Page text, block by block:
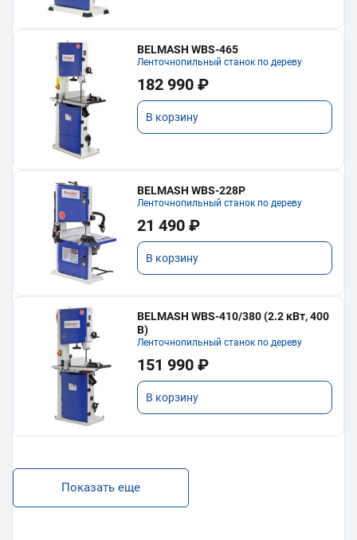
BELMASH WBS-465
Ленточнопильный станок по дереву
182 990 ₽
В корзину
BELMASH WBS-228P
Ленточнопильный станок по дереву
21 490 ₽
В корзину
BELMASH WBS-410/380 (2.2 кВт, 400
В)
Ленточнопильный станок по дереву
151 990 ₽
В корзину
Показать еще